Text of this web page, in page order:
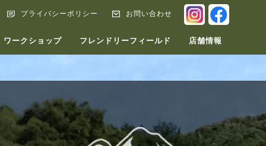
ワークショップ フレンドリーフィールド 店舗情報
プライバシーポリシー お問い合わせ